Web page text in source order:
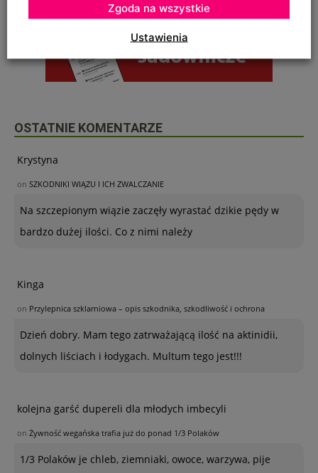
OSTATNIE KOMENTARZE
Krystyna
on SZKODNIKI WIĄZU I ICH ZWALCZANIE
Na szczepionym wiązie zaczęły wyrastać dzikie pędy w
bardzo dużej ilości. Co z nimi należy
Kinga
on Przylepnica szklarniowa – opis szkodnika, szkodliwość i ochrona
Dzień dobry. Mam tego zatrważającą ilość na aktinidii,
dolnych liściach i łodygach. Multum tego jest!!!
kolejna garść dupereli dla młodych imbecyli
on Żywność wegańska trafia już do ponad 1/3 Polaków
1/3 Polaków je chleb, ziemniaki, owoce, warzywa, pije
Ustawienia
Zgoda na wszystkie